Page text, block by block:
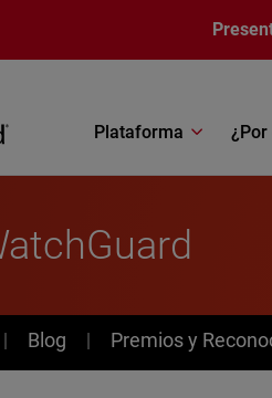
Plataforma ¿Por
Blog Premios y